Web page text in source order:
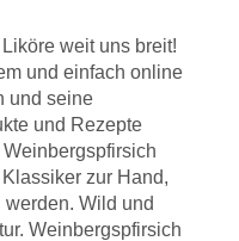
weit uns breit!
und einfach online
und seine
und Rezepte
zur Hand,
Wild und
Weinbergspfirsich